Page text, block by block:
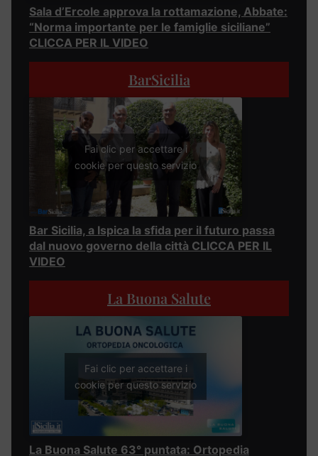
Sala d’Ercole approva la rottamazione, Abbate:
“Norma importante per le famiglie siciliane”
CLICCA PER IL VIDEO
BarSicilia
Fai clic per accettare i
cookie per questo servizio
Bar Sicilia, a Ispica la sfida per il futuro passa
dal nuovo governo della città CLICCA PER IL
VIDEO
La Buona Salute
Fai clic per accettare i
cookie per questo servizio
La Buona Salute 63° puntata: Ortopedia